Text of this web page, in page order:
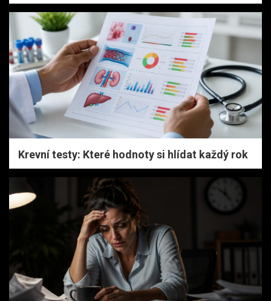
Krevní testy: Které hodnoty si hlídat každý rok